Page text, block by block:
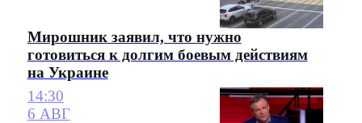
Мирошник заявил, что нужно
готовиться к долгим боевым действиям
на Украине
14:30
6 АВГ